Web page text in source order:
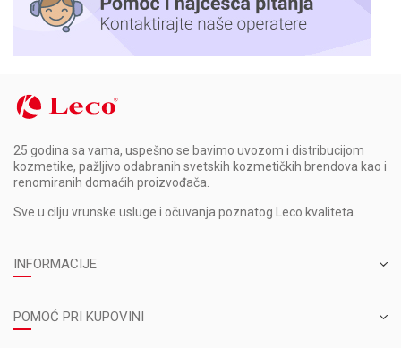
25 godina sa vama, uspešno se bavimo uvozom i distribucijom
kozmetike, pažljivo odabranih svetskih kozmetičkih brendova kao i
renomiranih domaćih proizvođača.
Sve u cilju vrunske usluge i očuvanja poznatog Leco kvaliteta.
INFORMACIJE
POMOĆ PRI KUPOVINI